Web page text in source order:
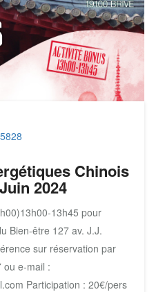
Chinois
2024
13h45 pour
Bien-être 127 av. J.J.
sur réservation par
ou e-mail :
Participation : 20€/pers